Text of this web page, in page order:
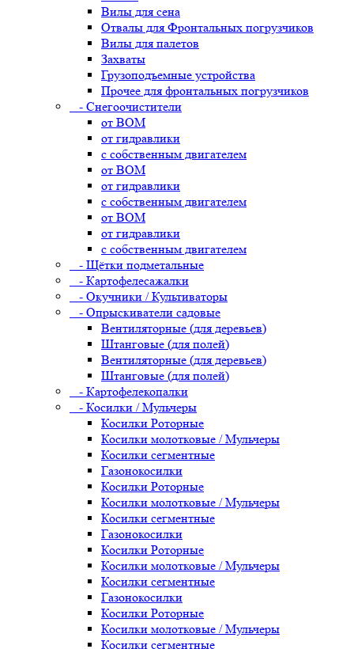
Вилы для сена
Отвалы для Фронтальных погрузчиков
Вилы для палетов
Захваты
Грузоподъемные устройства
Прочее для фронтальных погрузчиков
- Снегоочистители
от ВОМ
от гидравлики
с собственным двигателем
от ВОМ
от гидравлики
с собственным двигателем
от ВОМ
от гидравлики
с собственным двигателем
- Щётки подметальные
- Картофелесажалки
- Окучники / Культиваторы
- Опрыскиватели садовые
Вентиляторные (для деревьев)
Штанговые (для полей)
Вентиляторные (для деревьев)
Штанговые (для полей)
- Картофелекопалки
- Косилки / Мульчеры
Косилки Роторные
Косилки молотковые / Мульчеры
Косилки сегментные
Газонокосилки
Косилки Роторные
Косилки молотковые / Мульчеры
Косилки сегментные
Газонокосилки
Косилки Роторные
Косилки молотковые / Мульчеры
Косилки сегментные
Газонокосилки
Косилки Роторные
Косилки молотковые / Мульчеры
Косилки сегментные